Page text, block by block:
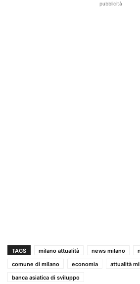
pubblicità
TAGS milano attualità news milano
comune di milano
economia
attualità
banca asiatica di sviluppo